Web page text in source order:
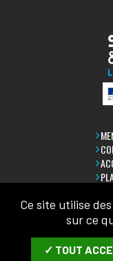
LETTRE
SAISIR
Ce site utilise
sur ce
✓ TOUT